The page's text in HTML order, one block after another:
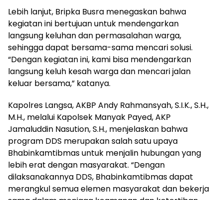
Lebih lanjut, Bripka Busra menegaskan bahwa
kegiatan ini bertujuan untuk mendengarkan
langsung keluhan dan permasalahan warga,
sehingga dapat bersama-sama mencari solusi.
“Dengan kegiatan ini, kami bisa mendengarkan
langsung keluh kesah warga dan mencari jalan
keluar bersama,” katanya.
Kapolres Langsa, AKBP Andy Rahmansyah, S.I.K., S.H.,
M.H., melalui Kapolsek Manyak Payed, AKP
Jamaluddin Nasution, S.H., menjelaskan bahwa
program DDS merupakan salah satu upaya
Bhabinkamtibmas untuk menjalin hubungan yang
lebih erat dengan masyarakat. “Dengan
dilaksanakannya DDS, Bhabinkamtibmas dapat
merangkul semua elemen masyarakat dan bekerja